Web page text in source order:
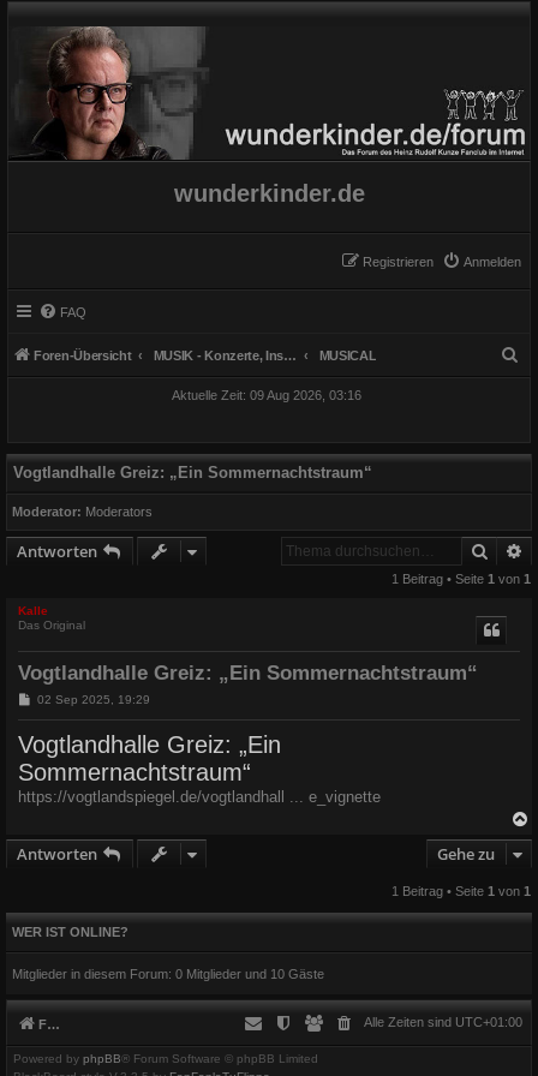
wunderkinder.de
Anmelden
Registrieren
FAQ
Foren-Übersicht MUSIK - Konzerte, Instrumente und Gesang MUSICAL
Aktuelle Zeit: 09 Aug 2026, 03:16
Vogtlandhalle Greiz: „Ein Sommernachtstraum“
Moderator: Moderators
Antworten Suche
1 Beitrag • Seite 1von 1
Kalle
Das Original
Vogtlandhalle Greiz: „Ein Sommernachtstraum“
B
t
a
g
02 Sep 2025, 19:29
Vogtlandhalle Greiz: „Ein
Sommernachtstraum“
https://vogtlandspiegel.de/vogtlandhall ... e_vignette
e
Antworten Gehe zu
1 Beitrag • Seite 1 von 1
WER IST ONLINE?
Mitglieder in diesem Forum: 0 Mitglieder und 10 Gäste
Foren-Übersicht Alle Zeiten sind UTC+01:00
Powered by phpBB® Forum Software © phpBB Limited